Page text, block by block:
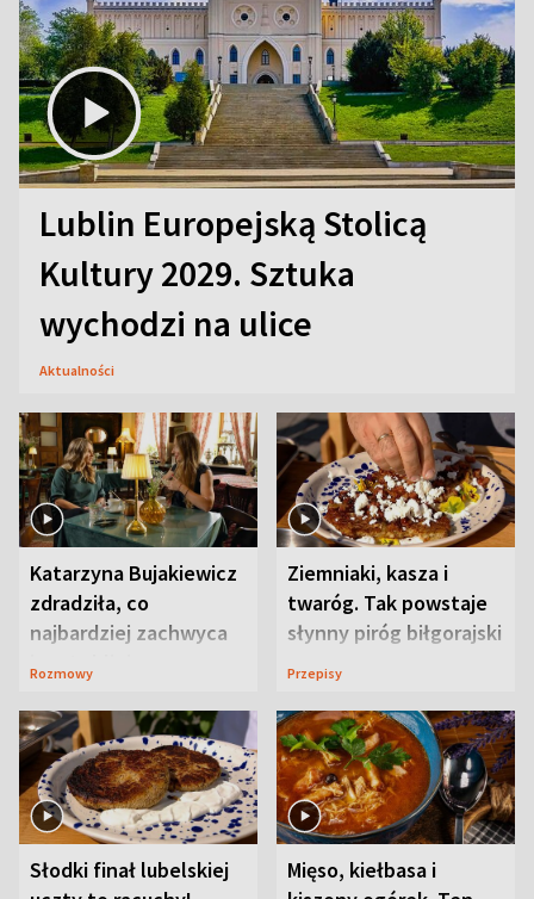
Lublin Europejską Stolicą
Kultury 2029. Sztuka
wychodzi na ulice
Aktualności
Katarzyna Bujakiewicz
zdradziła, co
najbardziej zachwyca
ją w Lublinie
Rozmowy
Ziemniaki, kasza i
twaróg. Tak powstaje
słynny piróg biłgorajski
Przepisy
Słodki finał lubelskiej
Mięso, kiełbasa i